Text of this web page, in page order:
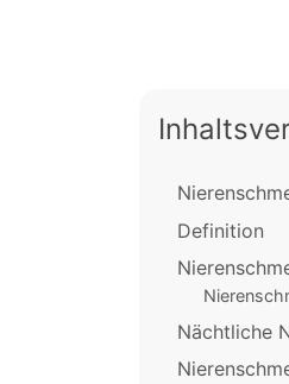
Definition
Nächtliche